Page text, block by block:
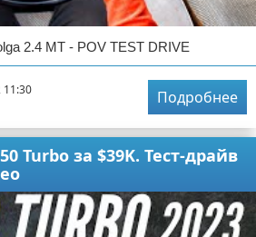
2.4 MT - POV TEST DRIVE
11:30
Подробнее
Turbo за $39K. Тест-драйв